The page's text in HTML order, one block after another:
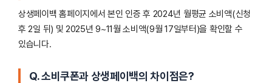
상생페이백 홈페이지에서 본인 인증 후 2024년 월평균 소비액(신청
후 2일 뒤) 및 2025년 9~11월 소비액(9월 17일부터)을 확인할 수
있습니다.
Q. 소비쿠폰과 상생페이백의 차이점은?